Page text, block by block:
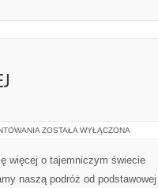
ODKRYJ
KRYPTOWALUTY
–
ZOSTAŁA WYŁĄCZONA
więcej o tajemniczym świecie
naszą podróż od podstawowej